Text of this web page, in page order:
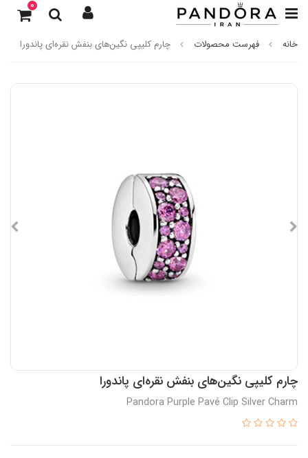
0
خانه فهرست محصولات چارم کلیپی نگین‌های بنفش نقره‌ای پاندورا
چارم کلیپی نگین‌های بنفش نقره‌ای پاندورا
Pandora Purple Pavé Clip Silver Charm